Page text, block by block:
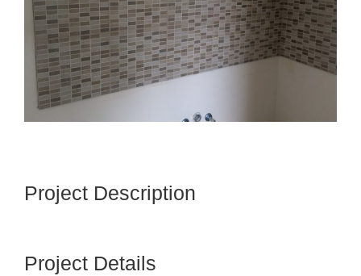
Project Description
Project Details